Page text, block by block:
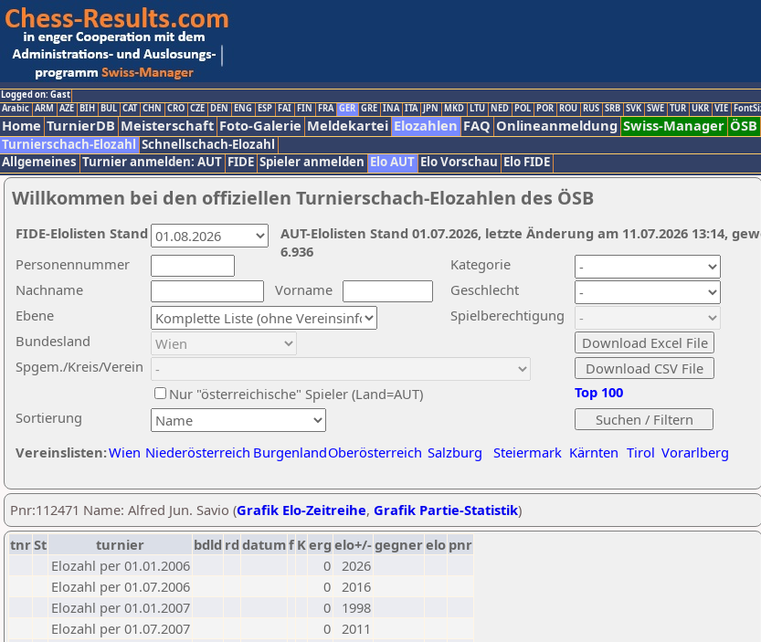
Logged on: Gast
Arabic ARM AZE BIH BUL CAT CHN CRO CZE DEN ENG ESP FAI FIN FRA GER GRE INA ITA JPN MKD LTU NED POL POR ROU RUS SRB SVK SWE TUR UKR VIE
Home TurnierDB Meisterschaft Foto-Galerie Meldekartei Elozahlen FAQ Onlineanmeldung Swiss-Manager ÖSB
Turnierschach-Elozahl Schnellschach-Elozahl
Allgemeines Turnier anmelden: AUT FIDE Spieler anmelden Elo AUT Elo Vorschau Elo FIDE
Willkommen bei den offiziellen Turnierschach-Elozahlen des ÖSB
Nachname
Vorname
Ebene
Kategorie
Sortierung
Personennummer
Bundesland
Spgem./Kreis/Verein
Geschlecht
Nur "österreichische" Spieler (Land=AUT)
Spielberechtigung
Vereinslisten:Wien Niederösterreich BurgenlandOberösterreich Salzburg Steiermark Kärnten Tirol Vorarlberg
Top 100
AUT-Elolisten Stand 01.07.2026, letzte Änderung am 11.07.2026 13:14,
6.936
FIDE-Elolisten Stand
Pnr:112471 Name: Alfred Jun. Savio (Grafik Elo-Zeitreihe, Grafik Partie-Statistik)
tnrSt turnier bdld rd datumf Kerg elo+/-gegnerelo pnr
Elozahl per 01.01.2006
0 2026
Elozahl per 01.07.2006
0 2016
Elozahl per 01.01.2007
0
1998
Elozahl per 01.07.2007
0 2011